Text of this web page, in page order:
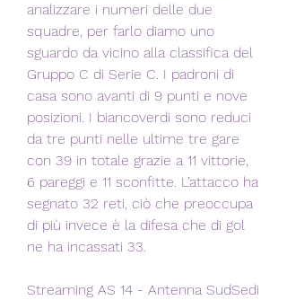
analizzare i numeri delle due
squadre, per farlo diamo uno
sguardo da vicino alla classifica del
Gruppo C di Serie C. I padroni di
casa sono avanti di 9 punti e nove
posizioni. I biancoverdi sono reduci
da tre punti nelle ultime tre gare
con 39 in totale grazie a 11 vittorie,
6 pareggi e 11 sconfitte. L’attacco ha
segnato 32 reti, ciò che preoccupa
di più invece è la difesa che di gol
ne ha incassati 33.
Streaming AS 14 - Antenna SudSedi